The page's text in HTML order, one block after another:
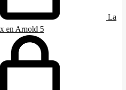
La
en Arnold 5